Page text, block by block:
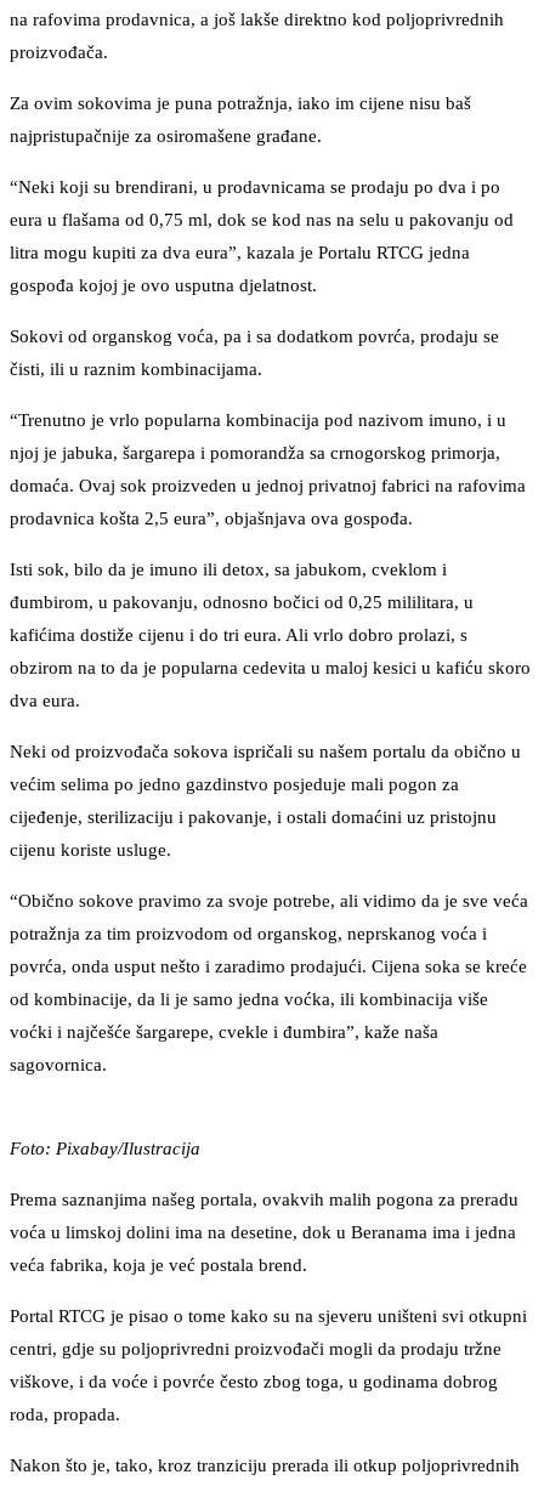
na rafovima prodavnica, a još lakše direktno kod poljoprivrednih
proizvođača.
Za ovim sokovima je puna potražnja, iako im cijene nisu baš
najpristupačnije za osiromašene građane.
“Neki koji su brendirani, u prodavnicama se prodaju po dva i po
eura u flašama od 0,75 ml, dok se kod nas na selu u pakovanju od
litra mogu kupiti za dva eura”, kazala je Portalu RTCG jedna
gospođa kojoj je ovo usputna djelatnost.
Sokovi od organskog voća, pa i sa dodatkom povrća, prodaju se
čisti, ili u raznim kombinacijama.
“Trenutno je vrlo popularna kombinacija pod nazivom imuno, i u
njoj je jabuka, šargarepa i pomorandža sa crnogorskog primorja,
domaća. Ovaj sok proizveden u jednoj privatnoj fabrici na rafovima
prodavnica košta 2,5 eura”, objašnjava ova gospođa.
Isti sok, bilo da je imuno ili detox, sa jabukom, cveklom i
đumbirom, u pakovanju, odnosno bočici od 0,25 mililitara, u
kafićima dostiže cijenu i do tri eura. Ali vrlo dobro prolazi, s
obzirom na to da je popularna cedevita u maloj kesici u kafiću skoro
dva eura.
Neki od proizvođača sokova ispričali su našem portalu da obično u
većim selima po jedno gazdinstvo posjeduje mali pogon za
cijeđenje, sterilizaciju i pakovanje, i ostali domaćini uz pristojnu
cijenu koriste usluge.
“Obično sokove pravimo za svoje potrebe, ali vidimo da je sve veća
potražnja za tim proizvodom od organskog, neprskanog voća i
povrća, onda usput nešto i zaradimo prodajući. Cijena soka se kreće
od kombinacije, da li je samo jedna voćka, ili kombinacija više
voćki i najčešće šargarepe, cvekle i đumbira”, kaže naša
sagovornica.
Foto: Pixabay/Ilustracija
Prema saznanjima našeg portala, ovakvih malih pogona za preradu
voća u limskoj dolini ima na desetine, dok u Beranama ima i jedna
veća fabrika, koja je već postala brend.
Portal RTCG je pisao o tome kako su na sjeveru uništeni svi otkupni
centri, gdje su poljoprivredni proizvođači mogli da prodaju tržne
viškove, i da voće i povrće često zbog toga, u godinama dobrog
roda, propada.
Nakon što je, tako, kroz tranziciju prerada ili otkup poljoprivrednih